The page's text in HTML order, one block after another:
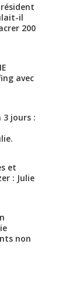
il
200
avec
3 jours :
et
: Julie
non